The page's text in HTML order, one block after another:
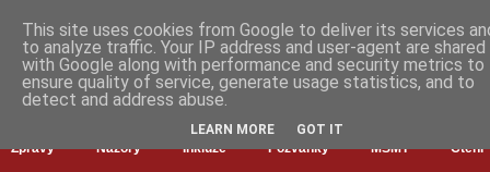
Zprávy Názory Inkluze Pozvánky MŠMT Čtení
This site uses cookies from Google to deliver its services
to analyze traffic. Your IP address and user-agent are shared
with Google along with performance and security metrics to
ensure quality of service, generate usage statistics, and to
detect and address abuse.
LEARN MORE GOT IT